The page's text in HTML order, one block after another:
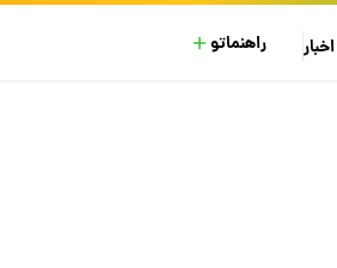
اخبار راهنماتو